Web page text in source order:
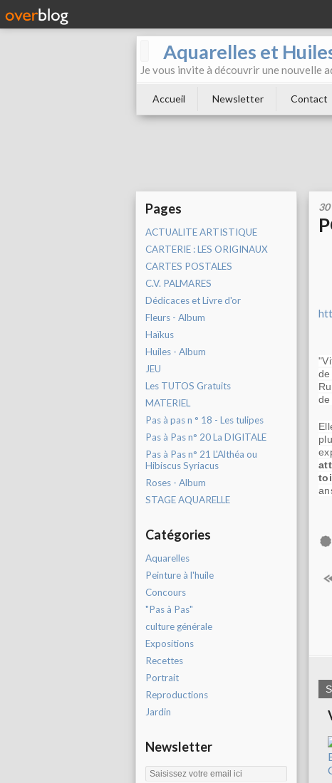
Aquarelles et
Je vous invite à découvrir une nouvelle
Accueil Newsletter Contact
Pages
ACTUALITE ARTISTIQUE
CARTERIE : LES ORIGINAUX
CARTES POSTALES
C.V. PALMARES
Dédicaces et Livre d'or
Fleurs - Album
Haïkus
Huiles - Album
JEU
Les TUTOS Gratuits
MATERIEL
Pas à pas n ° 18 - Les tulipes
Pas à Pas n° 20 La DIGITALE
Pas à Pas n° 21 L'Althéa ou
Hibiscus Syriacus
Roses - Album
STAGE AQUARELLE
Catégories
Aquarelles
Peinture à l'huile
Concours
"Pas à Pas"
culture générale
Expositions
Recettes
Portrait
Reproductions
Jardin
Newsletter